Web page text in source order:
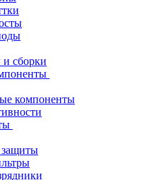
сборки
компоненты
защиты